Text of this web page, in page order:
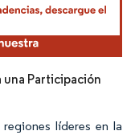
una Participación
líderes en la